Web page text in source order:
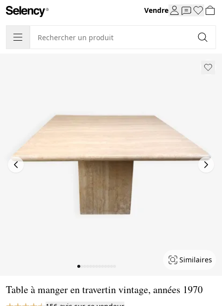
Vendre
Similaires
Table à manger en travertin vintage, années 1970